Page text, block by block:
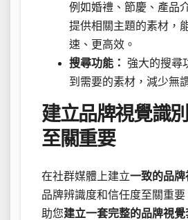
例如婚禮、節慶、產品
提供相關主題的素材，
速、更高效。
搜尋功能： 強大的搜尋
到需要的素材，減少無
建立品牌視覺識
至關重要
在社群媒體上建立一致的品牌
品牌辨識度和信任度至關重
助您建立一套完整的品牌視覺